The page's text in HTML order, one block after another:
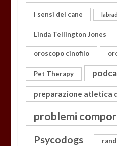
i sensi del cane
Linda Tellington Jones
oroscopo cinofilo
Pet Therapy
preparazione atletica
problemi
Psycodogs